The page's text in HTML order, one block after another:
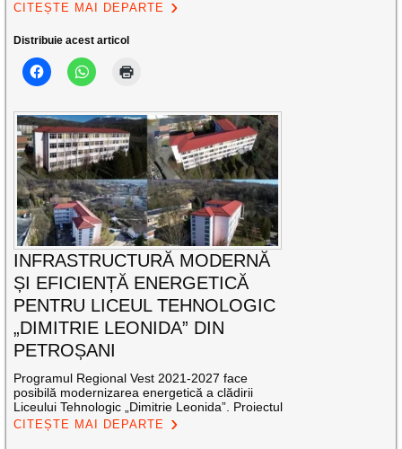
CITEȘTE MAI DEPARTE
Distribuie acest articol
INFRASTRUCTURĂ MODERNĂ
ȘI EFICIENȚĂ ENERGETICĂ
PENTRU LICEUL TEHNOLOGIC
„DIMITRIE LEONIDA” DIN
PETROȘANI
Programul Regional Vest 2021-2027 face
posibilă modernizarea energetică a clădirii
Liceului Tehnologic „Dimitrie Leonida”. Proiectul
CITEȘTE MAI DEPARTE